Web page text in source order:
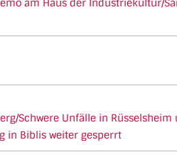
am Haus der Industriekultur/
Schwere Unfälle in Rüsselsheim
in Biblis weiter gesperrt